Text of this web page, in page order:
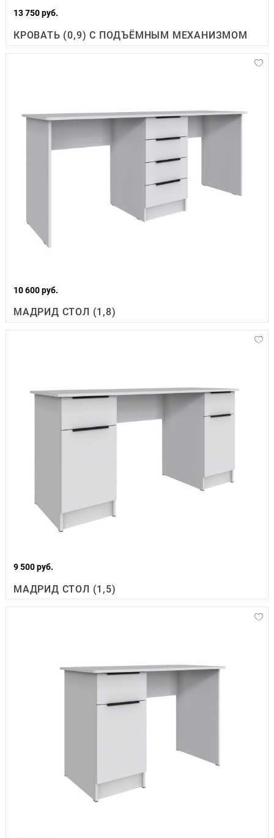
13 750 руб.
КРОВАТЬ (0,9) С ПОДЪЁМНЫМ МЕХАНИЗМОМ
10 600 руб.
МАДРИД СТОЛ (1,8)
9 500 руб.
МАДРИД СТОЛ (1,5)